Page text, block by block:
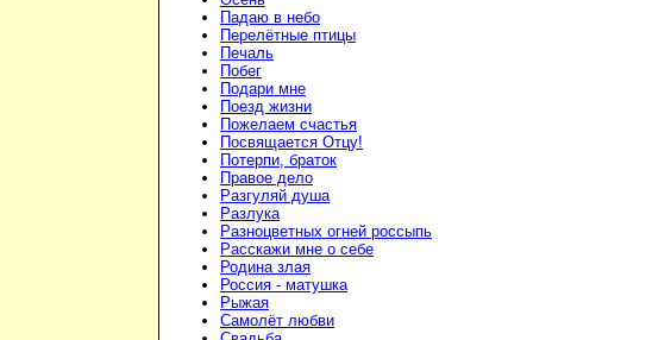
Падаю в небо
Перелётные птицы
Печаль
Побег
Подари мне
Поезд жизни
Пожелаем счастья
Посвящается Отцу!
Потерпи, браток
Правое дело
Разгуляй душа
Разлука
Разноцветных огней россыпь
Расскажи мне о себе
Родина злая
Россия - матушка
Рыжая
Самолёт любви